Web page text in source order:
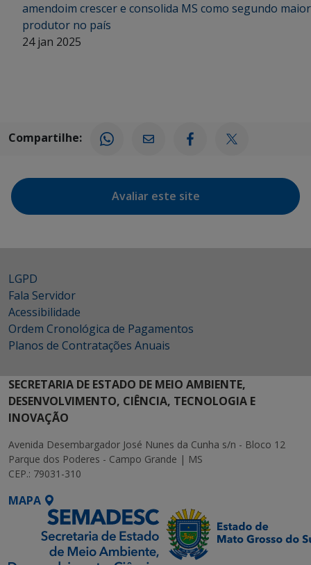
amendoim crescer e consolida MS como segundo maior
produtor no país
24 jan 2025
Compartilhe:
Avaliar este site
LGPD
Fala Servidor
Acessibilidade
Ordem Cronológica de Pagamentos
Planos de Contratações Anuais
SECRETARIA DE ESTADO DE MEIO AMBIENTE,
DESENVOLVIMENTO, CIÊNCIA, TECNOLOGIA E
INOVAÇÃO
Avenida Desembargador José Nunes da Cunha s/n - Bloco 12
Parque dos Poderes - Campo Grande | MS
CEP.: 79031-310
MAPA